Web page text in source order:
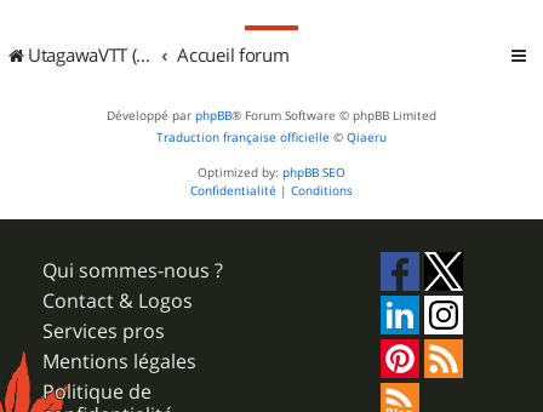
UtagawaVTT (Randos VTT et VTTAE avec traces GPS) Accueil forum
Développé par phpBB® Forum Software © phpBB Limited
Traduction française officielle © Qiaeru
Optimized by: phpBB SEO
Confidentialité | Conditions
Qui sommes-nous ?
Contact & Logos
Services pros
Mentions légales
Politique de